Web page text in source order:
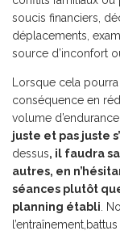
soucis financiers,
déplacements,
source d’inconfort
Lorsque cela
conséquence en
volume
juste et pas juste
dessus, il faudra
autres, en
séances plutôt
planning établi .